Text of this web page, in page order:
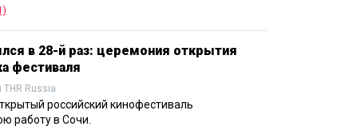
в 28-й раз: церемония открытия
фестиваля
Russia
российский кинофестиваль
работу в Сочи.